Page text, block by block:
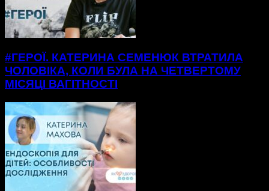
#ГЕРОЇ. КАТЕРИНА СЕМЕНЮК ВТРАТИЛА
ЧОЛОВІКА, КОЛИ БУЛА НА ЧЕТВЕРТОМУ
МІСЯЦІ ВАГІТНОСТІ